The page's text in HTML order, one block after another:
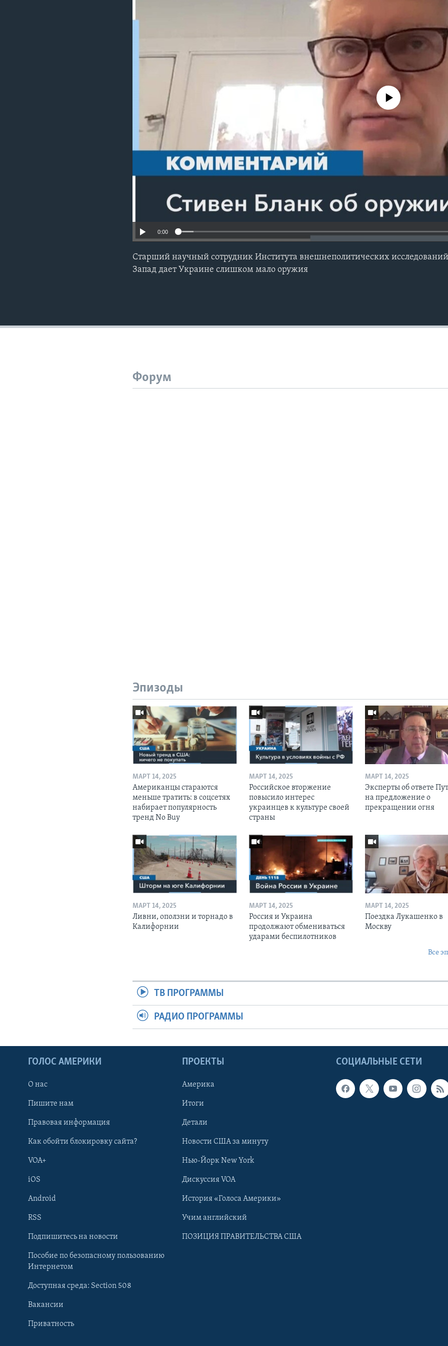
Learning English
Языки
No media source currently
0:00
Старший научный сотрудник Института внешнеполитических исследований
Запад дает Украине слишком мало оружия
Форум
Эпизоды
МАРТ 14, 2025
Американцы стараются
меньше тратить: в соцсетях
набирает популярность
тренд No Buy
МАРТ 14, 2025
Российское вторжение
повысило интерес
украинцев к культуре своей
страны
МАРТ 14, 2025
Эксперты об ответе
на предложение о
прекращении огня
МАРТ 14, 2025
Ливни, оползни и торнадо в
Калифорнии
МАРТ 14, 2025
Россия и Украина
продолжают обмениваться
ударами беспилотников
МАРТ 14, 2025
Поездка Лукашенко в
Москву
Все
ТВ ПРОГРАММЫ
РАДИО ПРОГРАММЫ
СОЦИАЛЬНЫЕ СЕТИ
ГОЛОС АМЕРИКИ
О нас
Пишите нам
Правовая информация
Как обойти блокировку сайта?
VOA+
iOS
Android
RSS
Подпишитесь на новости
Пособие по безопасному пользованию
Интернетом
Доступная среда: Section 508
Вакансии
Приватность
ПРОЕКТЫ
Америка
Итоги
Детали
Новости США за минуту
Нью-Йорк New York
Дискуссия VOA
История «Голоса Америки»
Учим английский
ПОЗИЦИЯ ПРАВИТЕЛЬСТВА США